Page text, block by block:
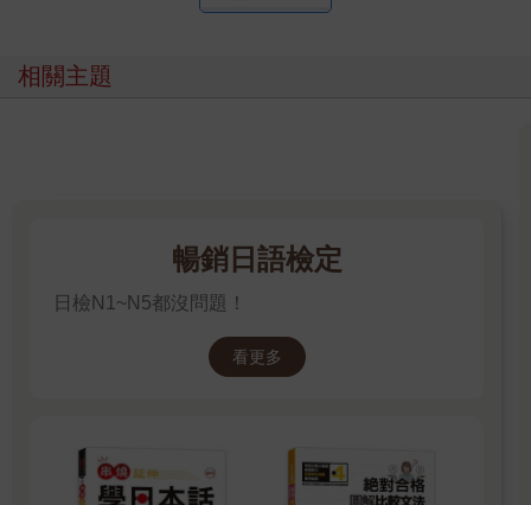
相關主題
暢銷日語檢定
日檢N1~N5都沒問題！
看更多